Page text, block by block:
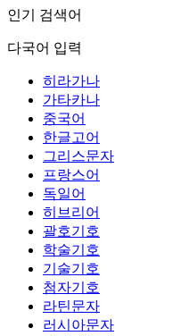
인기 검색어
다국어 입력
히라가나
가타카나
중국어
한글고어
그리스문자
프랑스어
독일어
히브리어
괄호기호
학술기호
기술기호
첨자기호
라틴문자
러시아문자